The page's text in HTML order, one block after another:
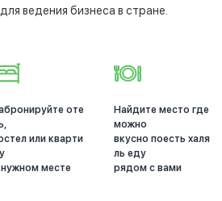
ведения бизнеса в стране.
оте
или кварти
нужном месте
Найдите место где
можно
вкусно поесть халя
ль еду
рядом с вами